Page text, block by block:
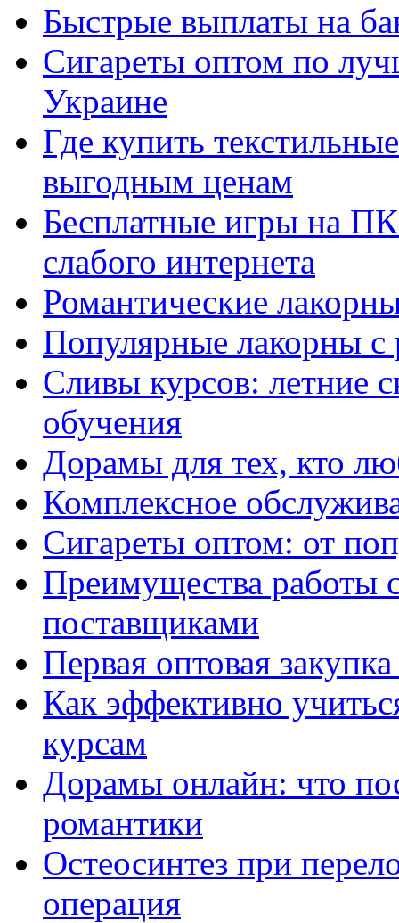
Быстрые выплаты на
Сигареты оптом по
Украине
Где купить
выгодным ценам
Бесплатные игры на
слабого интернета
Романтические
Популярные лакорны с
Сливы курсов: летние
обучения
Дорамы для тех, кто
Комплексное
Сигареты оптом: от
Преимущества работы
поставщиками
Первая оптовая
Как эффективно
курсам
Дорамы онлайн: что
романтики
Остеосинтез при
операция